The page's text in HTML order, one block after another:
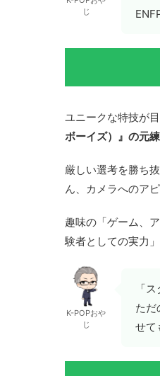
じ
ユニークな特技が
ボーイズ）』の元
厳しい選考を勝ち
ん、カメラへのア
趣味の「ゲーム、
験者としての実力
K-POPおや
じ
「
ただ
せて